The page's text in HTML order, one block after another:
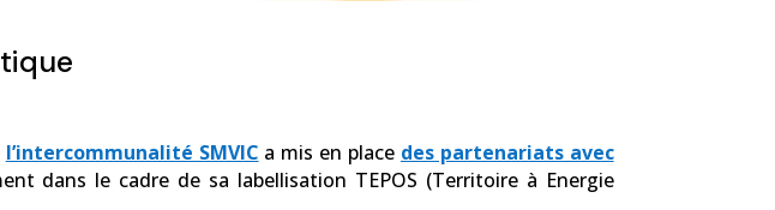
l’intercommunalité SMVIC a mis en place des partenariats avec
dans le cadre de sa labellisation TEPOS (Territoire à Energie